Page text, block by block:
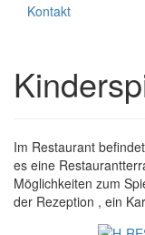
Kontakt
Im Restaurant
es eine
Möglichkeiten zum
der Rezeption , ein